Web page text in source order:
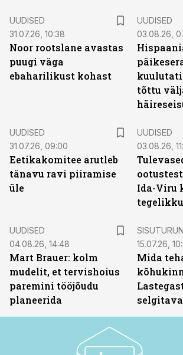
UUDISED
31.07.26, 10:38
Noor rootslane avastas
puugi väga
ebaharilikust kohast
UUDISED
03.08.26,
tõttu
UUDISED
31.07.26, 09:00
Eetikakomitee arutleb
tänavu ravi piiramise
üle
UUDISED
03.08.26,
Ida-Viru
UUDISED
04.08.26, 14:48
Mart Brauer: kolm
mudelit, et tervishoius
paremini tööjõudu
planeerida
15.07.26,
Mida